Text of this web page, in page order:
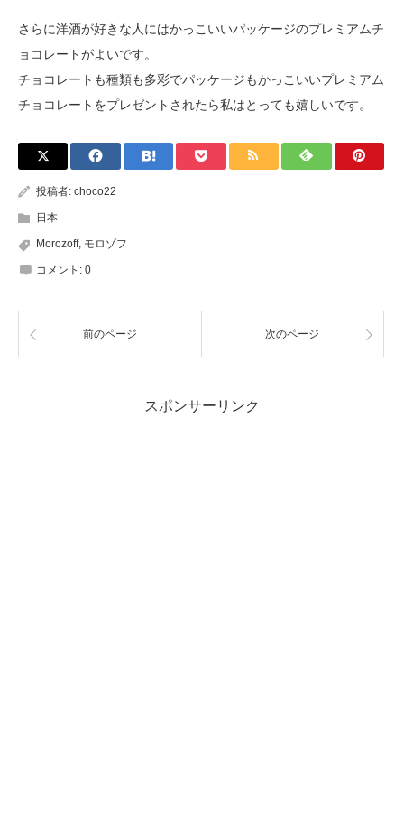
さらに洋酒が好きな人にはかっこいいパッケージのプレミアムチ
ョコレートがよいです。
チョコレートも種類も多彩でパッケージもかっこいいプレミアム
チョコレートをプレゼントされたら私はとっても嬉しいです。
投稿者: choco22
日本
Morozoff, モロゾフ
コメント: 0
前のページ 次のページ
スポンサーリンク